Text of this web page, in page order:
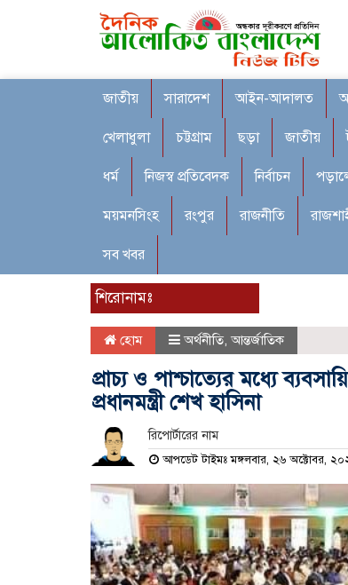
জাতীয় সারাদেশ আইন-আদালত
খেলাধুলা চট্টগ্রাম ছড়া জাতীয়
ধর্ম নিজস্ব প্রতিবেদক নির্বাচন
ময়মনসিংহ রংপুর রাজনীতি
সব খবর
শিরোনামঃ
হোম অর্থনীতি, আন্তর্জাতিক
প্রাচ্য ও পাশ্চাত্যের মধ্যে
প্রধানমন্ত্রী শেখ হাসিনা
রিপোর্টারের নাম
আপডেট টাইমঃ মঙ্গলবার, ২৬ অক্টোবর,